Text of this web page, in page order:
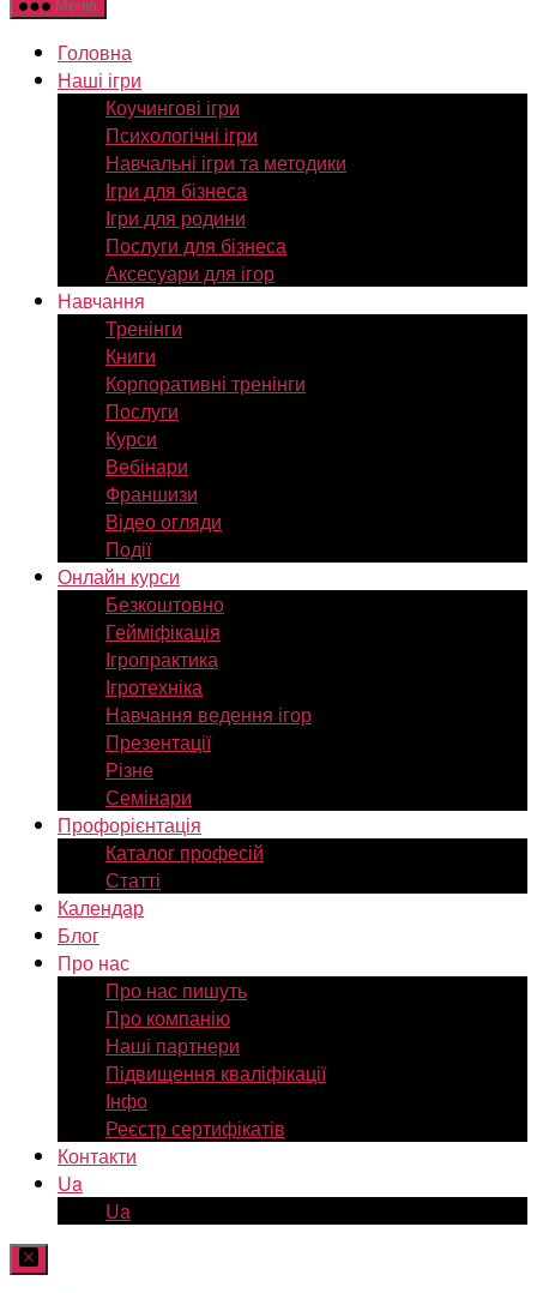
Меню
Головна
Наші ігри
Коучингові ігри
Психологічні ігри
Навчальні ігри та методики
Ігри для бізнеса
Ігри для родини
Послуги для бізнеса
Аксесуари для ігор
Навчання
Тренінги
Книги
Корпоративні тренінги
Послуги
Курси
Вебінари
Франшизи
Відео огляди
Події
Онлайн курси
Безкоштовно
Гейміфікація
Ігропрактика
Ігротехніка
Навчання ведення ігор
Презентації
Різне
Семінари
Профорієнтація
Каталог професій
Статті
Календар
Блог
Про нас
Про нас пишуть
Про компанію
Наші партнери
Підвищення кваліфікації
Інфо
Реєстр сертифікатів
Контакти
Ua
Ua